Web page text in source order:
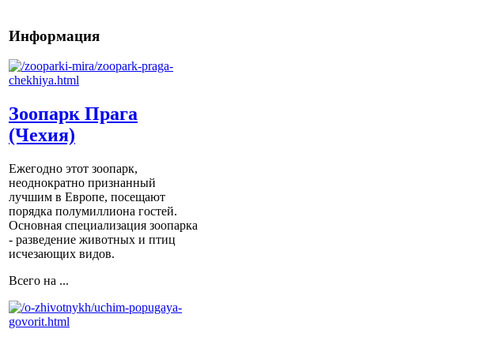
Информация
Зоопарк Прага
(Чехия)
Ежегодно этот зоопарк,
неоднократно признанный
лучшим в Европе, посещают
порядка полумиллиона гостей.
Основная специализация зоопарка
- разведение животных и птиц
исчезающих видов.
Всего на ...